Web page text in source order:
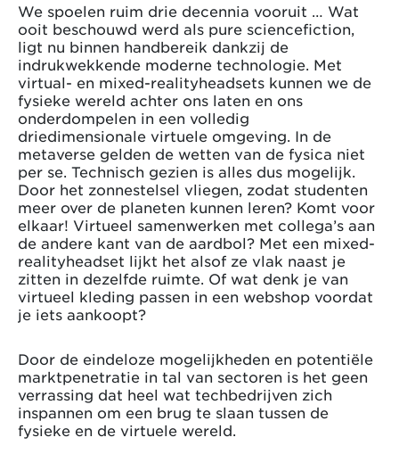
We spoelen ruim drie decennia vooruit … Wat
ooit beschouwd werd als pure sciencefiction,
ligt nu binnen handbereik dankzij de
indrukwekkende moderne technologie. Met
virtual- en mixed-realityheadsets kunnen we de
fysieke wereld achter ons laten en ons
onderdompelen in een volledig
driedimensionale virtuele omgeving. In de
metaverse gelden de wetten van de fysica niet
per se. Technisch gezien is alles dus mogelijk.
Door het zonnestelsel vliegen, zodat studenten
meer over de planeten kunnen leren? Komt voor
elkaar! Virtueel samenwerken met collega’s aan
de andere kant van de aardbol? Met een mixed-
realityheadset lijkt het alsof ze vlak naast je
zitten in dezelfde ruimte. Of wat denk je van
virtueel kleding passen in een webshop voordat
je iets aankoopt?
Door de eindeloze mogelijkheden en potentiële
marktpenetratie in tal van sectoren is het geen
verrassing dat heel wat techbedrijven zich
inspannen om een brug te slaan tussen de
fysieke en de virtuele wereld.